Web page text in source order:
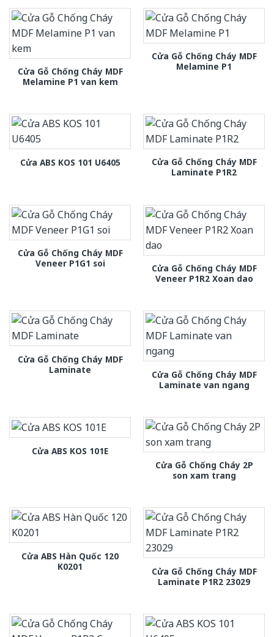
Cửa Gỗ Chống Cháy MDF
Melamine P1 van kem
Cửa Gỗ Chống Cháy MDF
Melamine P1
Cửa ABS KOS 101 U6405
Cửa Gỗ Chống Cháy MDF
Laminate P1R2
Cửa Gỗ Chống Cháy MDF
Veneer P1G1 soi
Cửa Gỗ Chống Cháy MDF
Veneer P1R2 Xoan dao
Cửa Gỗ Chống Cháy MDF
Laminate
Cửa Gỗ Chống Cháy MDF
Laminate van ngang
Cửa ABS KOS 101E
Cửa Gỗ Chống Cháy 2P
son xam trang
Cửa ABS Hàn Quốc 120
K0201
Cửa Gỗ Chống Cháy MDF
Laminate P1R2 23029